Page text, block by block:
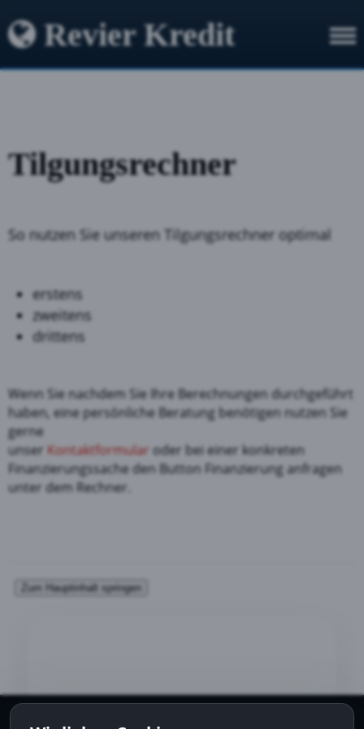
Revier Kredit
Tilgungsrechner
So nutzen Sie unseren Tilgungsrechner optimal
erstens
zweitens
drittens
Wenn Sie nachdem Sie Ihre Berechnungen durchgeführt
haben, eine persönliche Beratung benötigen nutzen Sie
gerne
unser Kontaktformular oder bei einer konkreten
Finanzierungssache den Button Finanzierung anfragen
unter dem Rechner.